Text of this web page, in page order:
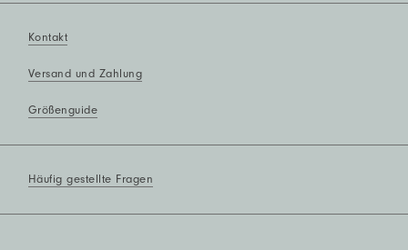
Kontakt
Versand und Zahlung
Größenguide
Häufig gestellte Fragen